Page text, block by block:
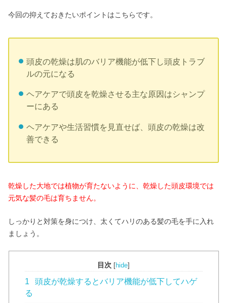
今回の抑えておきたいポイントはこちらです。
頭皮の乾燥は肌のバリア機能が低下し頭皮トラブ
ルの元になる
ヘアケアで頭皮を乾燥させる主な原因はシャンプ
ーにある
ヘアケアや生活習慣を見直せば、頭皮の乾燥は改
善できる
乾燥した大地では植物が育たないように、乾燥した頭皮環境では
元気な髪の毛は育ちません。
しっかりと対策を身につけ、太くてハリのある髪の毛を手に入れ
ましょう。
目次 hide
1
頭皮が乾燥するとバリア機能が低下してハゲ
る